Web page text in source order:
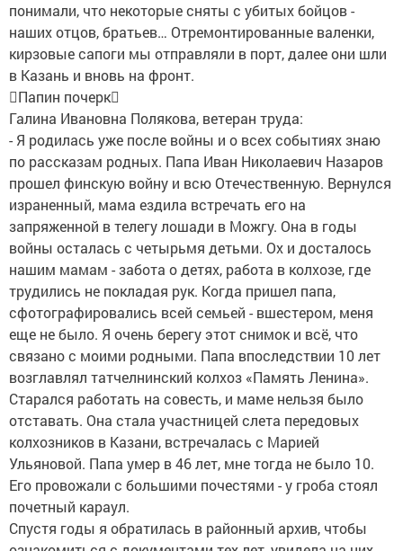
понимали, что некоторые сняты с убитых бойцов -
наших отцов, братьев… Отремонтированные валенки,
кирзовые сапоги мы отправляли в порт, далее они шли
в Казань и вновь на фронт.
Папин почерк
Галина Ивановна Полякова, ветеран труда:
- Я родилась уже после войны и о всех событиях знаю
по рассказам родных. Папа Иван Николаевич Назаров
прошел финскую войну и всю Отечественную. Вернулся
израненный, мама ездила встречать его на
запряженной в телегу лошади в Можгу. Она в годы
войны осталась с четырьмя детьми. Ох и досталось
нашим мамам - забота о детях, работа в колхозе, где
трудились не покладая рук. Когда пришел папа,
сфотографировались всей семьей - вшестером, меня
еще не было. Я очень берегу этот снимок и всё, что
связано с моими родными. Папа впоследствии 10 лет
возглавлял татчелнинский колхоз «Память Ленина».
Старался работать на совесть, и маме нельзя было
отставать. Она стала участницей слета передовых
колхозников в Казани, встречалась с Марией
Ульяновой. Папа умер в 46 лет, мне тогда не было 10.
Его провожали с большими почестями - у гроба стоял
почетный караул.
Спустя годы я обратилась в районный архив, чтобы